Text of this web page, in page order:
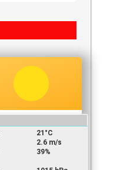
21 °C
2.6 m/s
39%